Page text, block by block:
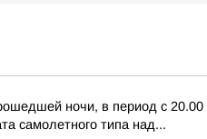
ночи, в период с 20.00
самолетного типа над...